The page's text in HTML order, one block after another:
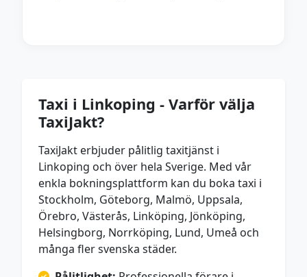
Taxi i Linkoping - Varför välja
TaxiJakt?
TaxiJakt erbjuder pålitlig taxitjänst i
Linkoping och över hela Sverige. Med vår
enkla bokningsplattform kan du boka taxi i
Stockholm, Göteborg, Malmö, Uppsala,
Örebro, Västerås, Linköping, Jönköping,
Helsingborg, Norrköping, Lund, Umeå och
många fler svenska städer.